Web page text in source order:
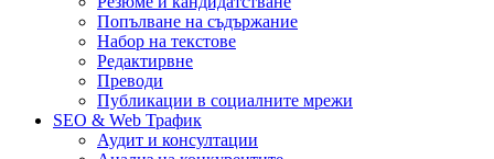
Попълване на съдържание
Набор на текстове
Редактирвне
Преводи
Публикации в социалните мрежи
SEO & Web Трафик
Аудит и консултации